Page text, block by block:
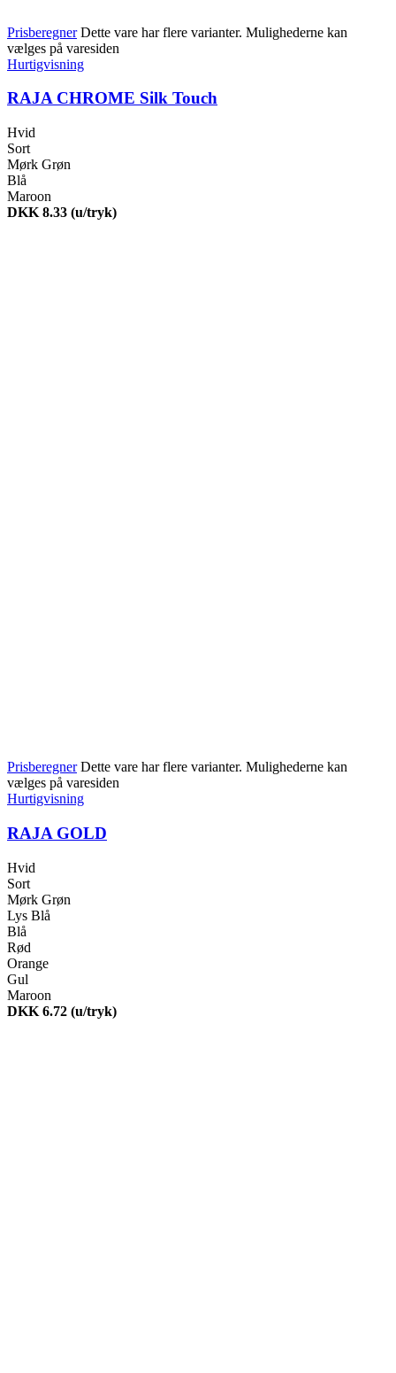
Prisberegner Dette vare har flere varianter. Mulighederne kan
vælges på varesiden
Hurtigvisning
RAJA CHROME Silk Touch
Hvid
Sort
Mørk Grøn
Blå
Maroon
DKK 8.33 (u/tryk)
Prisberegner Dette vare har flere varianter. Mulighederne kan
vælges på varesiden
Hurtigvisning
RAJA GOLD
Hvid
Sort
Mørk Grøn
Lys Blå
Blå
Rød
Orange
Gul
Maroon
DKK 6.72 (u/tryk)